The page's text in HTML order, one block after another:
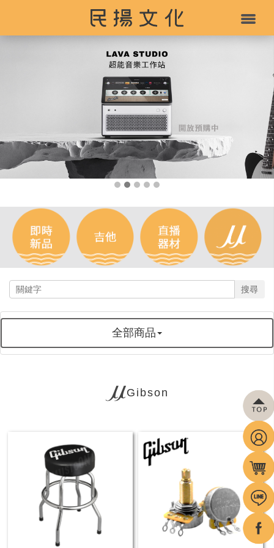
搜尋
全部商品
Gibson